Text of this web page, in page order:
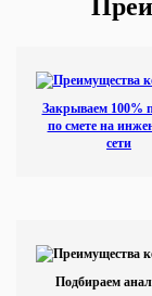
Закрываем 100%
по смете на
сети
Подбираем